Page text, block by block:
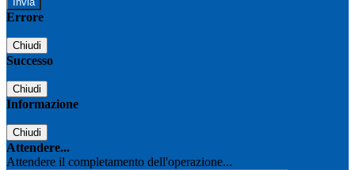
Errore
Chiudi
Successo
Chiudi
Informazione
Chiudi
Attendere...
Attendere il completamento dell'operazione...